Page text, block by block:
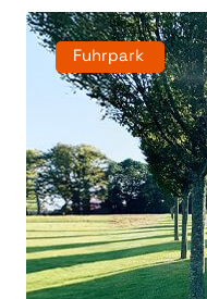
Fuhrpark